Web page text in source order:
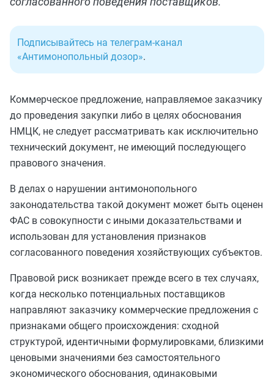
Подписывайтесь на телеграм-канал
«Антимонопольный дозор».
Коммерческое предложение, направляемое заказчику
до проведения закупки либо в целях обоснования
НМЦК, не следует рассматривать как исключительно
технический документ, не имеющий последующего
правового значения.
В делах о нарушении антимонопольного
законодательства такой документ может быть оценен
ФАС в совокупности с иными доказательствами и
использован для установления признаков
согласованного поведения хозяйствующих субъектов.
Правовой риск возникает прежде всего в тех случаях,
когда несколько потенциальных поставщиков
направляют заказчику коммерческие предложения с
признаками общего происхождения: сходной
структурой, идентичными формулировками, близкими
ценовыми значениями без самостоятельного
экономического обоснования, одинаковыми